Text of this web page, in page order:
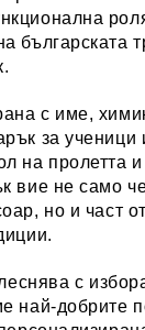
българската
с име,
за ученици
на пролетта
вие не само
но и част
с
най-добрите